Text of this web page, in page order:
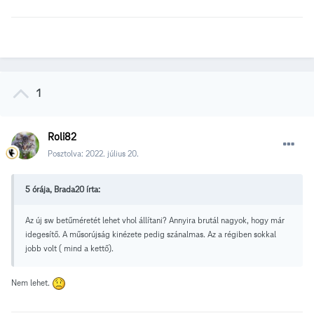
1
Roli82
Posztolva: 2022. július 20.
5 órája, Brada20 írta:
Az új sw betűméretét lehet vhol állítani? Annyira brutál nagyok, hogy már
idegesítő. A műsorújság kinézete pedig szánalmas. Az a régiben sokkal
jobb volt ( mind a kettő).
Nem lehet.